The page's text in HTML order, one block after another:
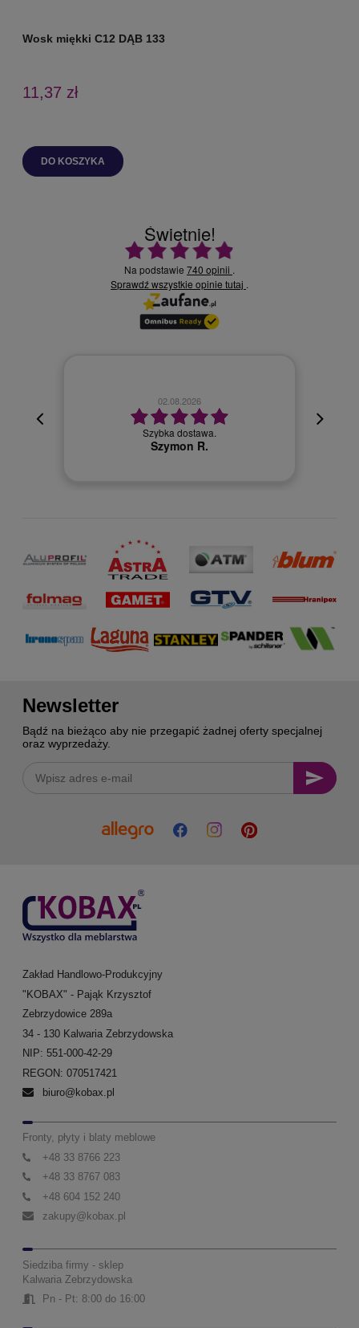
Wosk miękki C12 DĄB 133
11,37 zł
DO KOSZYKA
Świetnie!
Ocena średnia 4.9 na 5
Na podstawie 740 opinii .
Sprawdź wszystkie opinie tutaj .
02.08.2026
Szybka dostawa.
Szymon R.
Newsletter
Bądź na bieżąco aby nie przegapić żadnej oferty specjalnej
oraz wyprzedaży.
Zakład Handlowo-Produkcyjny
"KOBAX" - Pająk Krzysztof
Zebrzydowice 289a
34 - 130 Kalwaria Zebrzydowska
NIP: 551-000-42-29
REGON: 070517421
biuro@kobax.pl
Fronty, płyty i blaty meblowe
+48 33 8766 223
+48 33 8767 083
+48 604 152 240
zakupy@kobax.pl
Siedziba firmy - sklep
Kalwaria Zebrzydowska
Pn - Pt: 8:00 do 16:00